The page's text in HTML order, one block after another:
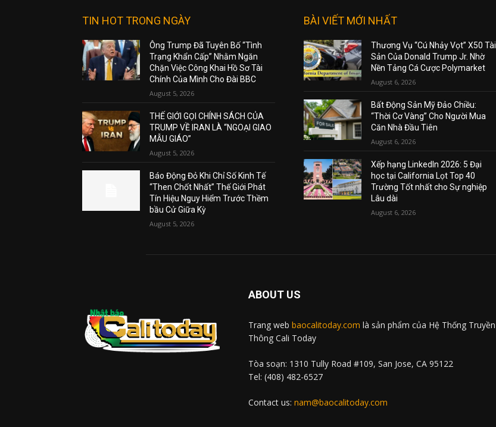
TIN HOT TRONG NGÀY
Ông Trump Đã Tuyên Bố “Tình
Trạng Khẩn Cấp” Nhằm Ngăn
Chặn Việc Công Khai Hồ Sơ Tài
Chính Của Mình Cho Đài BBC
August 5, 2026
THẾ GIỚI GỌI CHÍNH SÁCH CỦA
TRUMP VỀ IRAN LÀ “NGOẠI GIAO
MẪU GIÁO”
August 5, 2026
Báo Động Đỏ Khi Chỉ Số Kinh Tế
“Then Chốt Nhất” Thế Giới Phát
Tín Hiệu Nguy Hiểm Trước Thềm
bầu Cử Giữa Kỳ
August 5, 2026
BÀI VIẾT MỚI NHẤT
Thương Vụ “Cú Nhảy Vọt” X50 Tài
Sản Của Donald Trump Jr. Nhờ
Nền Tảng Cá Cược Polymarket
August 6, 2026
Bất Động Sản Mỹ Đảo Chiều:
“Thời Cơ Vàng” Cho Người Mua
Căn Nhà Đầu Tiên
August 6, 2026
Xếp hạng LinkedIn 2026: 5 Đại
học tại California Lọt Top 40
Trường Tốt nhất cho Sự nghiệp
Lâu dài
August 6, 2026
ABOUT US
Trang web baocalitoday.com là sản phẩm của Hệ Thống Truyền
Thông Cali Today
Tòa soạn: 1310 Tully Road #109, San Jose, CA 95122
Tel: (408) 482-6527
Contact us: nam@baocalitoday.com